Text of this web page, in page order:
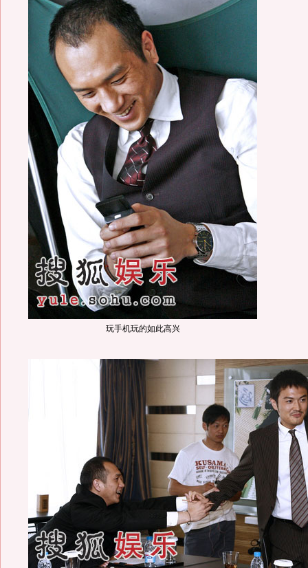
玩手机玩的如此高兴